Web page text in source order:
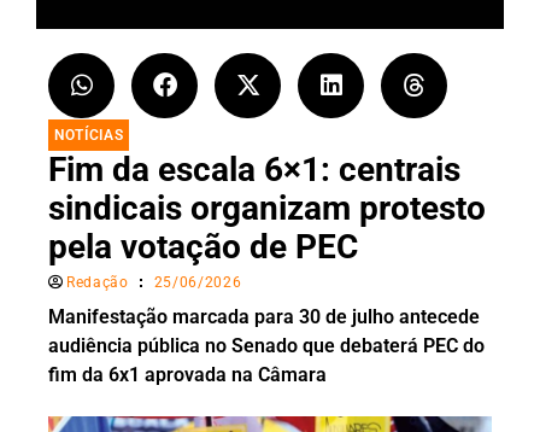
NOTÍCIAS
Fim da escala 6×1: centrais
sindicais organizam protesto
pela votação de PEC
Redação 25/06/2026
Manifestação marcada para 30 de julho antecede
audiência pública no Senado que debaterá PEC do
fim da 6x1 aprovada na Câmara